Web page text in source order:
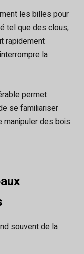
les billes pour
tel que des clous,
rapidement
la
permet
se familiariser
manipuler des bois
souvent de la